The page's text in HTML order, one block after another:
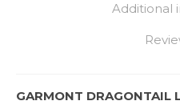
Additional
GARMONT DRAGONTAIL